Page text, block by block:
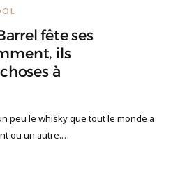
fête ses
ils
à
peu le whisky que tout le monde a
ou un autre.…